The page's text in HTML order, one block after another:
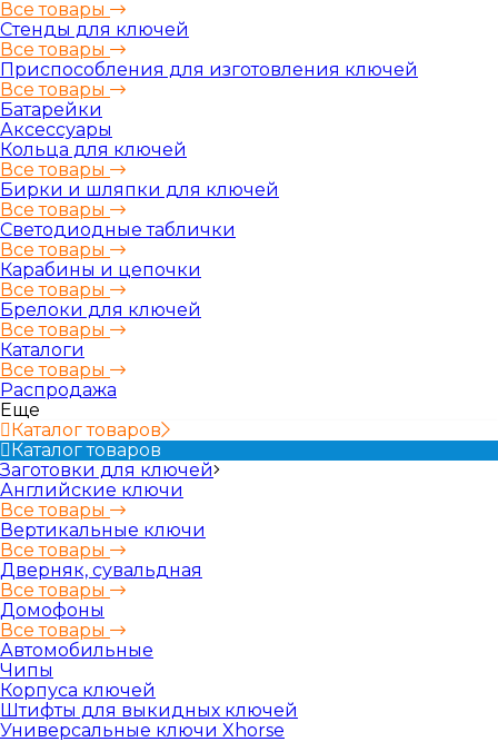
Все товары
Стенды для ключей
Все товары
Приспособления для изготовления ключей
Все товары
Батарейки
Аксессуары
Кольца для ключей
Все товары
Бирки и шляпки для ключей
Все товары
Светодиодные таблички
Все товары
Карабины и цепочки
Все товары
Брелоки для ключей
Все товары
Каталоги
Все товары
Распродажа
Еще
Каталог товаров
Каталог товаров
Заготовки для ключей
Английские ключи
Все товары
Вертикальные ключи
Все товары
Дверняк, сувальдная
Все товары
Домофоны
Все товары
Автомобильные
Чипы
Корпуса ключей
Штифты для выкидных ключей
Универсальные ключи Xhorse